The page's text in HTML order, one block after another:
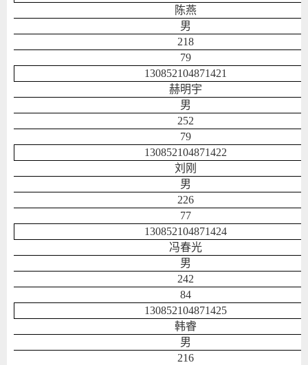
陈燕
男
218
79
130852104871421
赫明宇
男
252
79
130852104871422
刘刚
男
226
77
130852104871424
冯春光
男
242
84
130852104871425
韩睿
男
216